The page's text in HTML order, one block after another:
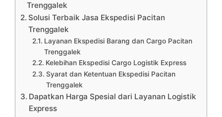
Trenggalek
Solusi Terbaik Jasa Ekspedisi Pacitan
Trenggalek
Layanan Ekspedisi Barang dan Cargo Pacitan
Trenggalek
Kelebihan Ekspedisi Cargo Logistik Express
Syarat dan Ketentuan Ekspedisi Pacitan
Trenggalek
Dapatkan Harga Spesial dari Layanan Logistik
Express